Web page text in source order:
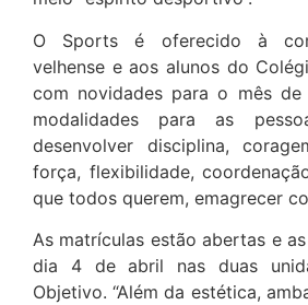
O Sports é oferecido à
velhense e aos alunos do
com novidades para o mês de
modalidades para as
desenvolver disciplina,
força, flexibilidade,
que todos querem, emagrecer
As matrículas estão abertas e
dia 4 de abril nas duas
Objetivo. “Além da estética,